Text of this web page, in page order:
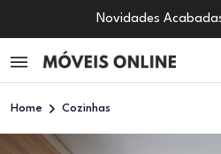
Novidades
Home Cozinhas